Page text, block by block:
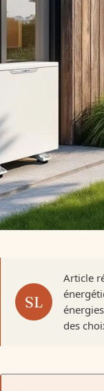
Article
des